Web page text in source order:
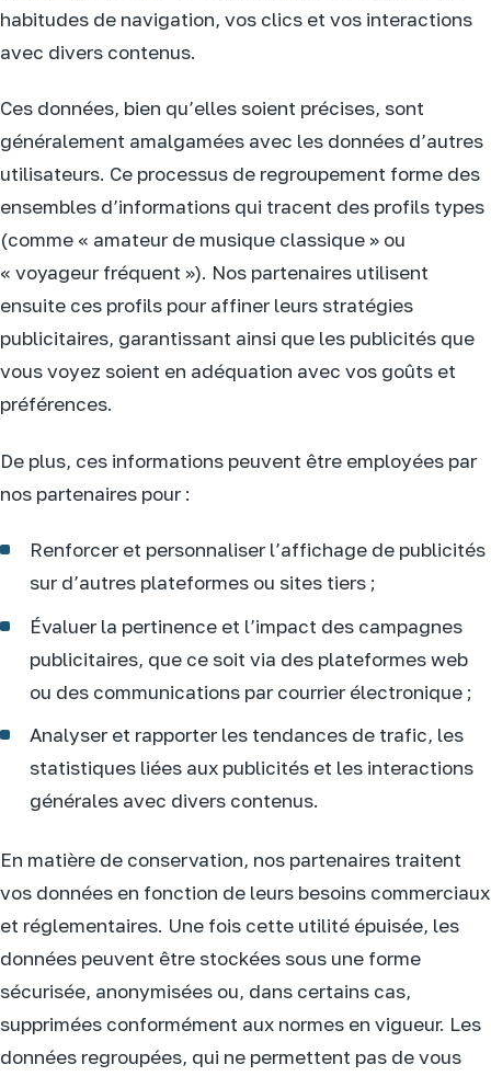
habitudes de navigation, vos clics et vos interactions
avec divers contenus.
Ces données, bien qu’elles soient précises, sont
généralement amalgamées avec les données d’autres
utilisateurs. Ce processus de regroupement forme des
ensembles d’informations qui tracent des profils types
(comme « amateur de musique classique » ou
« voyageur fréquent »). Nos partenaires utilisent
ensuite ces profils pour affiner leurs stratégies
publicitaires, garantissant ainsi que les publicités que
vous voyez soient en adéquation avec vos goûts et
préférences.
De plus, ces informations peuvent être employées par
nos partenaires pour :
Renforcer et personnaliser l’affichage de publicités
sur d’autres plateformes ou sites tiers ;
Évaluer la pertinence et l’impact des campagnes
publicitaires, que ce soit via des plateformes web
ou des communications par courrier électronique ;
Analyser et rapporter les tendances de trafic, les
statistiques liées aux publicités et les interactions
générales avec divers contenus.
En matière de conservation, nos partenaires traitent
vos données en fonction de leurs besoins commerciaux
et réglementaires. Une fois cette utilité épuisée, les
données peuvent être stockées sous une forme
sécurisée, anonymisées ou, dans certains cas,
supprimées conformément aux normes en vigueur. Les
données regroupées, qui ne permettent pas de vous